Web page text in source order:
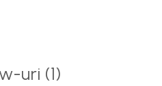
uri (1)